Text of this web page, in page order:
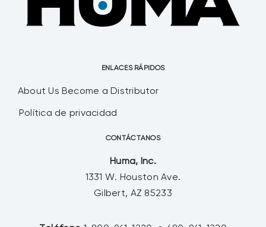
cultura, viene un cambio en los patrones
de compra.
ENLACES RÁPIDOS
About Us Become a Distributor
Política de privacidad
CONTÁCTANOS
Huma, Inc.
1331 W. Houston Ave.
Gilbert, AZ 85233